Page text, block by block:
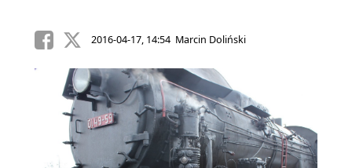
2016-04-17, 14:54 Marcin Doliński